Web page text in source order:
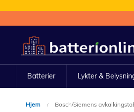
til
innhold
Batterier Lykter &
Hjem Bosch/Siemens